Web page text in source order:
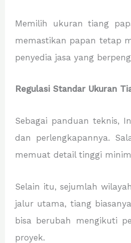
Memilih ukuran tiang
memastikan papan tetap
penyedia jasa yang
Regulasi Standar Ukuran
Sebagai panduan teknis,
dan perlengkapannya.
memuat detail tinggi
Selain itu, sejumlah
jalur utama, tiang
bisa berubah mengikuti
proyek.